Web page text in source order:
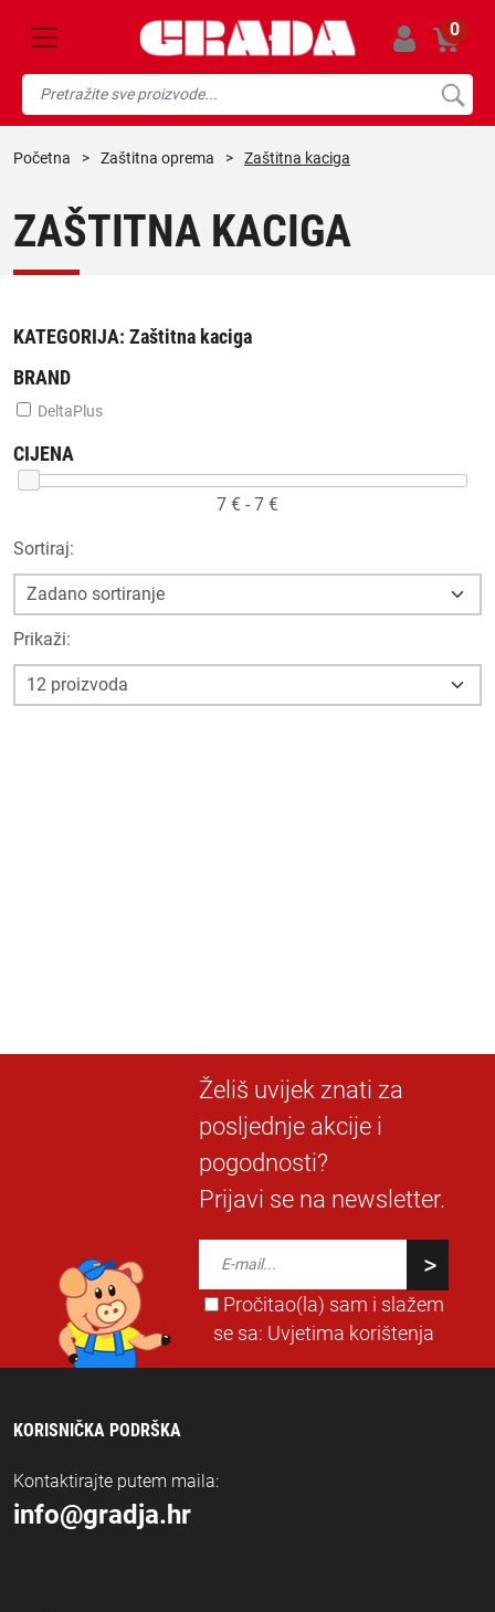
0
početna > zaštitna oprema > Zaštitna kaciga
ZAŠTITNA KACIGA
KATEGORIJA: Zaštitna kaciga
BRAND
DeltaPlus
CIJENA
7 € - 7 €
Sortiraj:
Prikaži:
Želiš uvijek znati za
posljednje akcije i
pogodnosti?
Prijavi se na newsletter.
Pročitao(la) sam i slažem
se sa: Uvjetima korištenja
KORISNIČKA PODRŠKA
Kontaktirajte putem maila:
info@gradja.hr